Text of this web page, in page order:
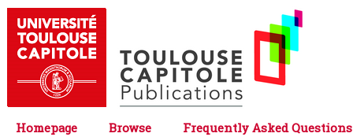
Homepage Browse
Frequently Asked Questions